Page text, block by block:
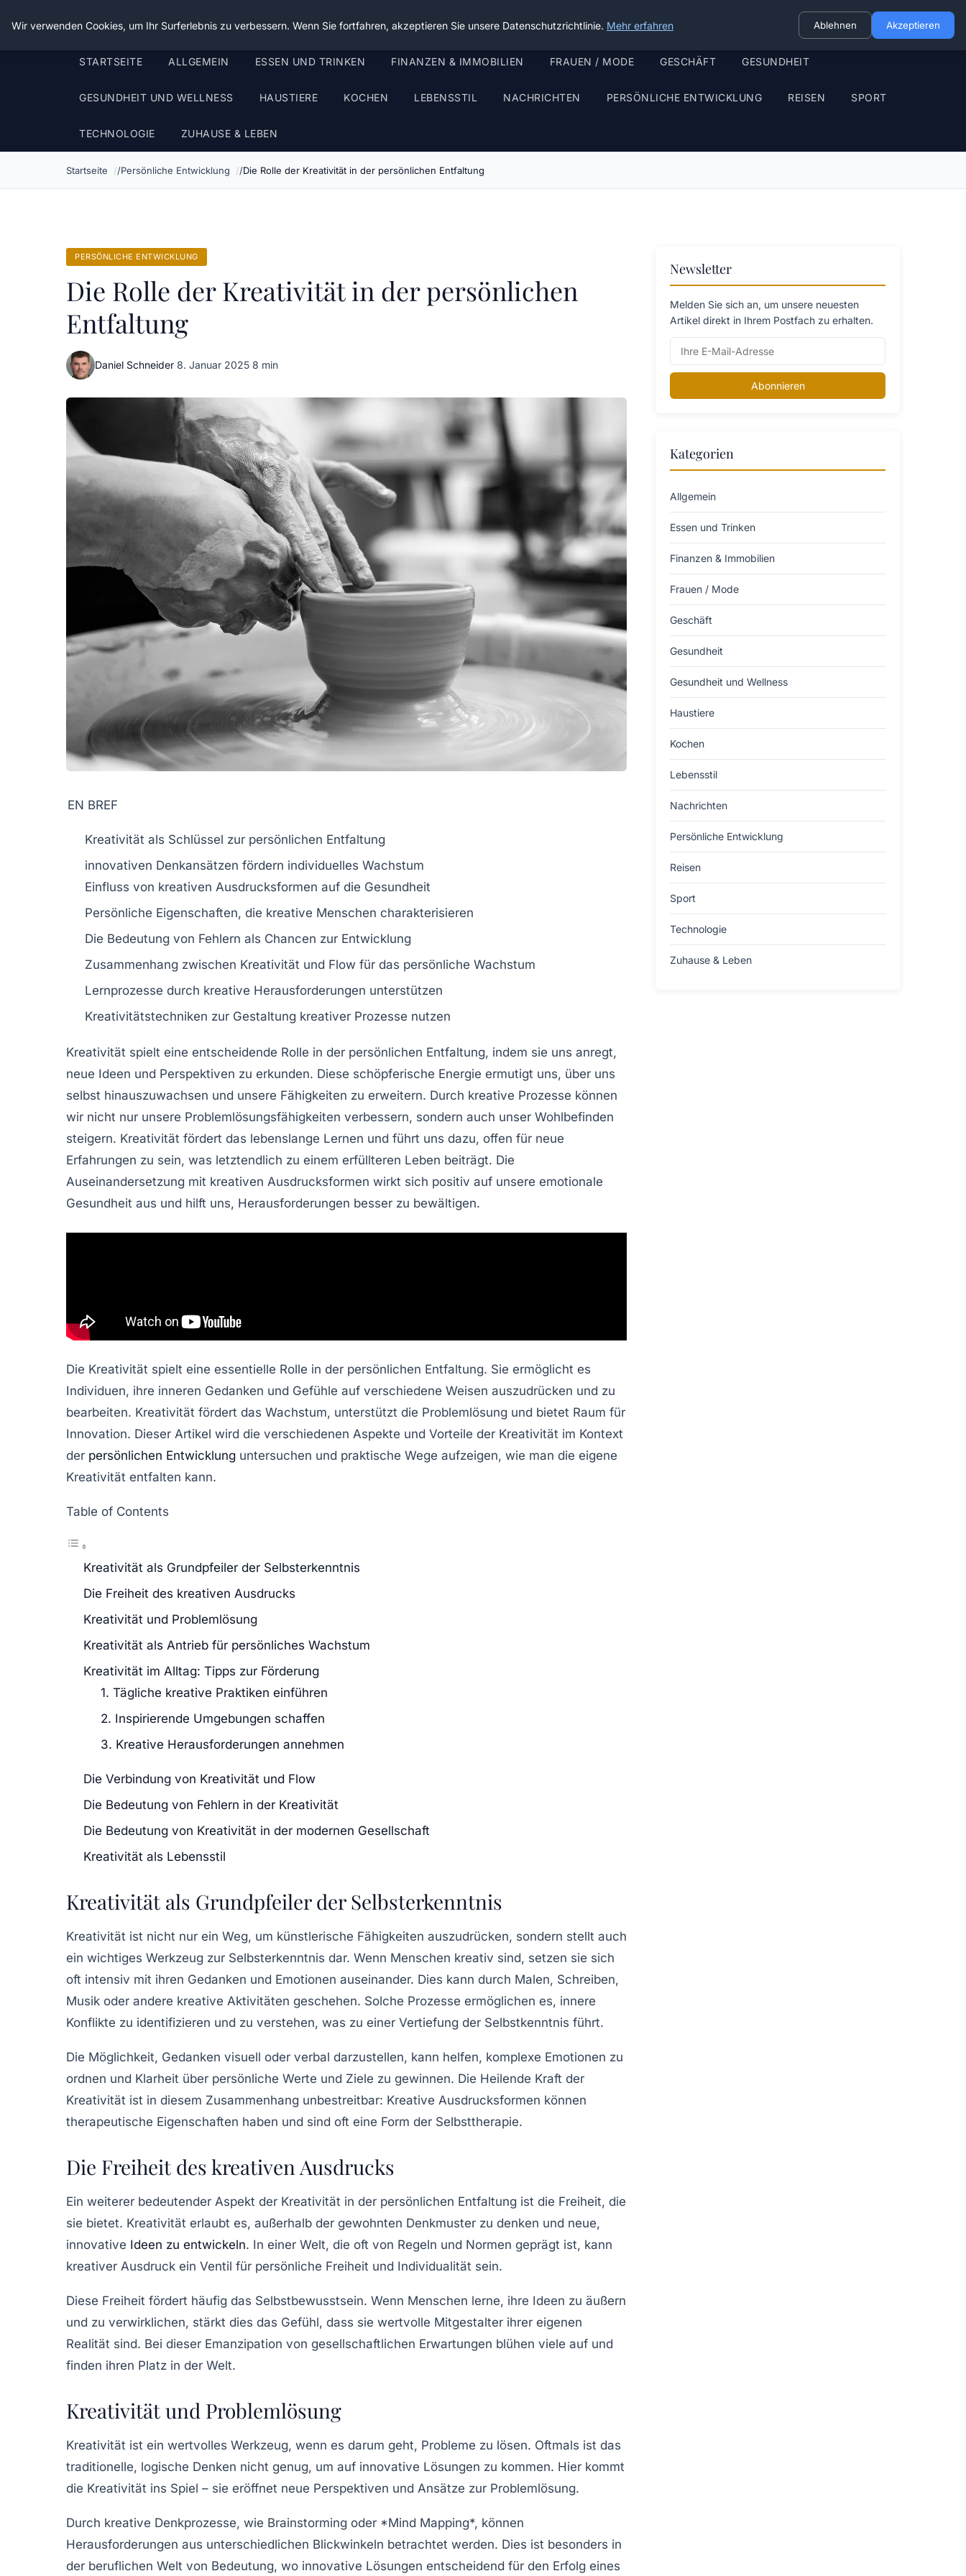
Die Schnitter
STARTSEITE ALLGEMEIN ESSEN UND TRINKEN FINANZEN & IMMOBILIEN FRAUEN / MODE GESCHÄFT GESUNDHEIT
GESUNDHEIT UND WELLNESS HAUSTIERE KOCHEN LEBENSSTIL NACHRICHTEN PERSÖNLICHE ENTWICKLUNG REISEN SPORT
TECHNOLOGIE ZUHAUSE & LEBEN
Startseite Persönliche Entwicklung Die Rolle der Kreativität in der persönlichen Entfaltung
PERSÖNLICHE ENTWICKLUNG
Die Rolle der Kreativität in der persönlichen
Entfaltung
Daniel Schneider·8. Januar 2025·8 min
EN BREF
Kreativität als Schlüssel zur persönlichen Entfaltung
innovativen Denkansätzen fördern individuelles Wachstum
Einfluss von kreativen Ausdrucksformen auf die Gesundheit
Persönliche Eigenschaften, die kreative Menschen charakterisieren
Die Bedeutung von Fehlern als Chancen zur Entwicklung
Zusammenhang zwischen Kreativität und Flow für das persönliche Wachstum
Lernprozesse durch kreative Herausforderungen unterstützen
Kreativitätstechniken zur Gestaltung kreativer Prozesse nutzen
Kreativität spielt eine entscheidende Rolle in der persönlichen Entfaltung, indem sie uns anregt,
neue Ideen und Perspektiven zu erkunden. Diese schöpferische Energie ermutigt uns, über uns
selbst hinauszuwachsen und unsere Fähigkeiten zu erweitern. Durch kreative Prozesse können
wir nicht nur unsere Problemlösungsfähigkeiten verbessern, sondern auch unser Wohlbefinden
steigern. Kreativität fördert das lebenslange Lernen und führt uns dazu, offen für neue
Erfahrungen zu sein, was letztendlich zu einem erfüllteren Leben beiträgt. Die
Auseinandersetzung mit kreativen Ausdrucksformen wirkt sich positiv auf unsere emotionale
Gesundheit aus und hilft uns, Herausforderungen besser zu bewältigen.
Die Kreativität spielt eine essentielle Rolle in der persönlichen Entfaltung. Sie ermöglicht es
Individuen, ihre inneren Gedanken und Gefühle auf verschiedene Weisen auszudrücken und zu
bearbeiten. Kreativität fördert das Wachstum, unterstützt die Problemlösung und bietet Raum für
Innovation. Dieser Artikel wird die verschiedenen Aspekte und Vorteile der Kreativität im Kontext
der persönlichen Entwicklung untersuchen und praktische Wege aufzeigen, wie man die eigene
Kreativität entfalten kann.
Table of Contents
Kreativität als Grundpfeiler der Selbsterkenntnis
Die Freiheit des kreativen Ausdrucks
Kreativität und Problemlösung
Kreativität als Antrieb für persönliches Wachstum
Kreativität im Alltag: Tipps zur Förderung
1. Tägliche kreative Praktiken einführen
2. Inspirierende Umgebungen schaffen
3. Kreative Herausforderungen annehmen
Die Verbindung von Kreativität und Flow
Die Bedeutung von Fehlern in der Kreativität
Die Bedeutung von Kreativität in der modernen Gesellschaft
Kreativität als Lebensstil
Kreativität als Grundpfeiler der Selbsterkenntnis
Kreativität ist nicht nur ein Weg, um künstlerische Fähigkeiten auszudrücken, sondern stellt auch
ein wichtiges Werkzeug zur Selbsterkenntnis dar. Wenn Menschen kreativ sind, setzen sie sich
oft intensiv mit ihren Gedanken und Emotionen auseinander. Dies kann durch Malen, Schreiben,
Musik oder andere kreative Aktivitäten geschehen. Solche Prozesse ermöglichen es, innere
Konflikte zu identifizieren und zu verstehen, was zu einer Vertiefung der Selbstkenntnis führt.
Die Möglichkeit, Gedanken visuell oder verbal darzustellen, kann helfen, komplexe Emotionen zu
ordnen und Klarheit über persönliche Werte und Ziele zu gewinnen. Die Heilende Kraft der
Kreativität ist in diesem Zusammenhang unbestreitbar: Kreative Ausdrucksformen können
therapeutische Eigenschaften haben und sind oft eine Form der Selbsttherapie.
Die Freiheit des kreativen Ausdrucks
Ein weiterer bedeutender Aspekt der Kreativität in der persönlichen Entfaltung ist die Freiheit, die
sie bietet. Kreativität erlaubt es, außerhalb der gewohnten Denkmuster zu denken und neue,
innovative Ideen zu entwickeln. In einer Welt, die oft von Regeln und Normen geprägt ist, kann
kreativer Ausdruck ein Ventil für persönliche Freiheit und Individualität sein.
Diese Freiheit fördert häufig das Selbstbewusstsein. Wenn Menschen lerne, ihre Ideen zu äußern
und zu verwirklichen, stärkt dies das Gefühl, dass sie wertvolle Mitgestalter ihrer eigenen
Realität sind. Bei dieser Emanzipation von gesellschaftlichen Erwartungen blühen viele auf und
finden ihren Platz in der Welt.
Kreativität und Problemlösung
Kreativität ist ein wertvolles Werkzeug, wenn es darum geht, Probleme zu lösen. Oftmals ist das
traditionelle, logische Denken nicht genug, um auf innovative Lösungen zu kommen. Hier kommt
die Kreativität ins Spiel – sie eröffnet neue Perspektiven und Ansätze zur Problemlösung.
Durch kreative Denkprozesse, wie Brainstorming oder *Mind Mapping*, können
Herausforderungen aus unterschiedlichen Blickwinkeln betrachtet werden. Dies ist besonders in
der beruflichen Welt von Bedeutung, wo innovative Lösungen entscheidend für den Erfolg eines
Newsletter
Melden Sie sich an, um unsere neuesten
Artikel direkt in Ihrem Postfach zu erhalten.
Abonnieren
Kategorien
Allgemein
Essen und Trinken
Finanzen & Immobilien
Frauen / Mode
Geschäft
Gesundheit
Gesundheit und Wellness
Haustiere
Kochen
Lebensstil
Nachrichten
Persönliche Entwicklung
Reisen
Sport
Technologie
Zuhause & Leben
Wir verwenden Cookies, um Ihr Surferlebnis zu verbessern. Wenn Sie fortfahren, akzeptieren Sie unsere Datenschutzrichtlinie. Mehr erfahren Ablehnen Akzeptieren